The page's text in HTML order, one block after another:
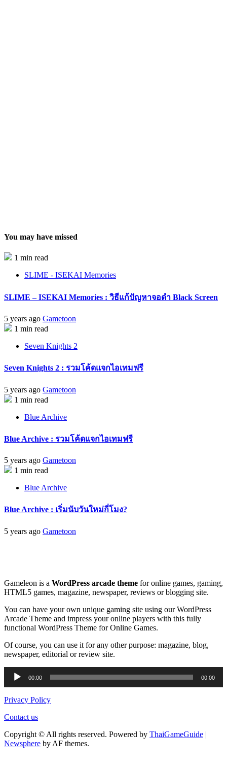
You may have missed
1 min read
SLIME - ISEKAI Memories
SLIME – ISEKAI Memories : วิธีแก้ปัญหาจอดำ Black Screen
5 years ago Gametoon
1 min read
Seven Knights 2
Seven Knights 2 : รวมโค้ดแจกไอเทมฟรี
5 years ago Gametoon
1 min read
Blue Archive
Blue Archive : รวมโค้ดแจกไอเทมฟรี
5 years ago Gametoon
1 min read
Blue Archive
Blue Archive : เริ่มนับวันใหม่กี่โมง?
5 years ago Gametoon
Gameleon is a WordPress arcade theme for online games, gaming,
HTML5 games, magazine, newspaper, reviews or blogging site.
You can have your own unique gaming site using our WordPress
Arcade Theme and impress your online players with this fully
functional WordPress Theme for Online Games.
Of course, you can use it for any other purpose: magazine, blog,
newspaper, editorial or review site.
Audio
Player
00:00 00:00
Privacy Policy
Contact us
Copyright © All rights reserved. Powered by ThaiGameGuide |
Newsphere by AF themes.